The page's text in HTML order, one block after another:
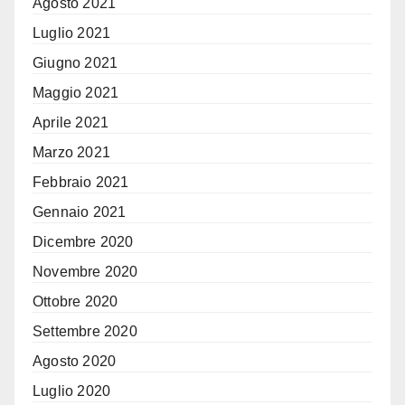
Agosto 2021
Luglio 2021
Giugno 2021
Maggio 2021
Aprile 2021
Marzo 2021
Febbraio 2021
Gennaio 2021
Dicembre 2020
Novembre 2020
Ottobre 2020
Settembre 2020
Agosto 2020
Luglio 2020